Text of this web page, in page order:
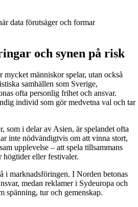
data förutsäger och formar
och synen på risk
människor spelar, utan också
samhällen som Sverige,
ofta personlig frihet och ansvar.
individ som gör medvetna val och tar
som i delar av Asien, är spelandet ofta
inte nödvändigtvis om att vinna stort,
upplevelse – att spela tillsammans
eller festivaler.
i marknadsföringen. I Norden betonas
medan reklamer i Sydeuropa och
spänning, tur och gemenskap.